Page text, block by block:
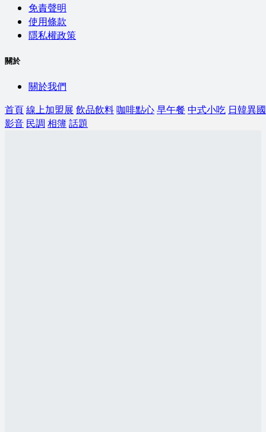
免責聲明
使用條款
隱私權政策
關於
關於我們
首頁線上加盟展 飲品飲料咖啡點心早午餐 中式小吃 日韓異國
影音 民調 相簿話題